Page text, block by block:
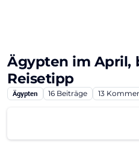
Ägypten im April,
Reisetipp
Ägypten 16 Beiträge 13